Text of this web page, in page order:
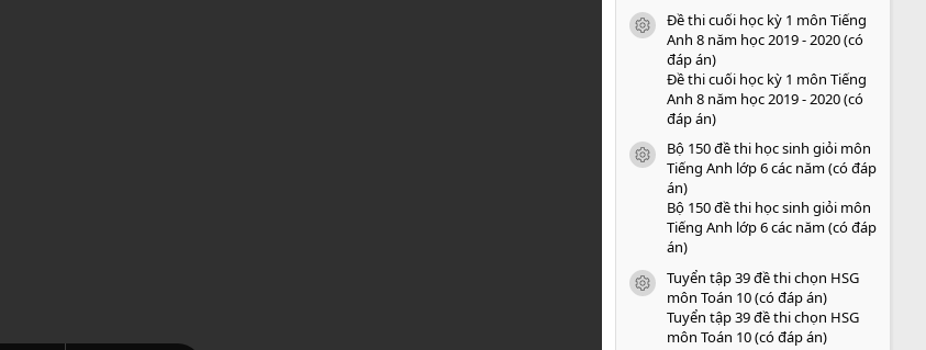
icon tài liệu
Đề thi cuối học kỳ 1 môn Tiếng
Anh 8 năm học 2019 - 2020 (có
đáp án)
Đề thi cuối học kỳ 1 môn Tiếng
Anh 8 năm học 2019 - 2020 (có
đáp án)
icon tài liệu
Bộ 150 đề thi học sinh giỏi môn
Tiếng Anh lớp 6 các năm (có đáp
án)
Bộ 150 đề thi học sinh giỏi môn
Tiếng Anh lớp 6 các năm (có đáp
án)
icon tài liệu
Tuyển tập 39 đề thi chọn HSG
môn Toán 10 (có đáp án)
Tuyển tập 39 đề thi chọn HSG
môn Toán 10 (có đáp án)